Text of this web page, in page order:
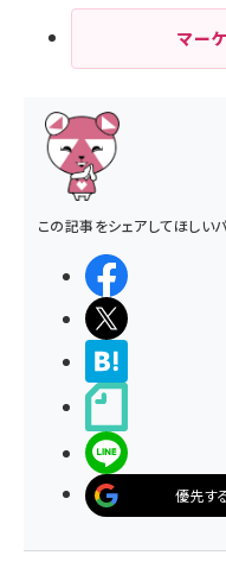
マー
この記事をシェアしてほしいパ
優先す